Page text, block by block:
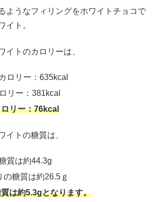
ようなフィリングをホワイトチョコで
イト。
イトのカロリーは、
ロリー：635kcal
リー：381kcal
リー：76kcal
イトの糖質は、
質は約44.3g
の糖質は約26.5ｇ
は約5.3gとなります。